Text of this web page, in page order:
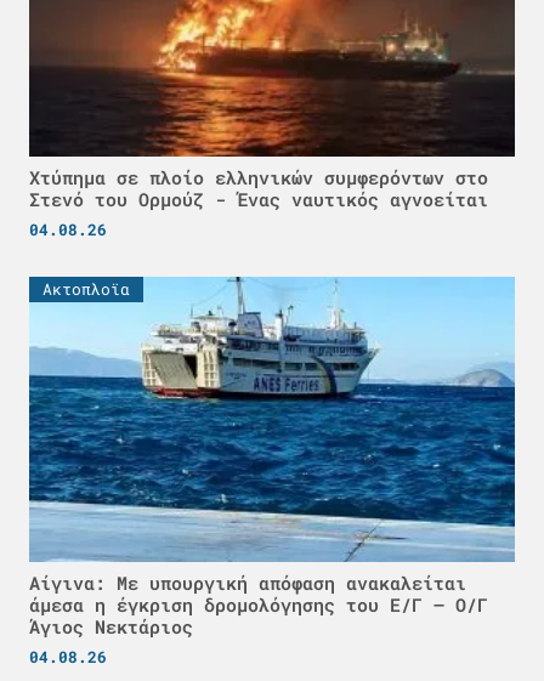
Χτύπημα σε πλοίο ελληνικών συμφερόντων στο
Στενό του Ορμούζ - Ένας ναυτικός αγνοείται
04.08.26
Ακτοπλοϊα
Αίγινα: Με υπουργική απόφαση ανακαλείται
άμεσα η έγκριση δρομολόγησης του Ε/Γ – Ο/Γ
Άγιος Νεκτάριος
04.08.26